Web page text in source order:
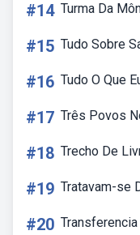
#14 Turma Da
#15 Tudo Sobre
#16 Tudo O Que
#17 Três Povos
#18 Trecho De
#19 Tratavam-se
#20